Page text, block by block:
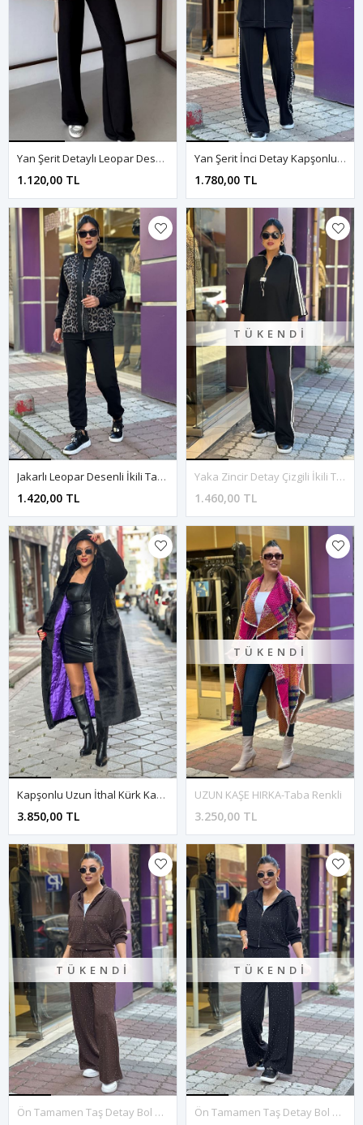
Yan Şerit Detaylı Leopar Desen İkili Takım-Leopar
1.120,00 TL
Yan Şerit İnci Detay Kapşonlu İkili Takım-Siyah
1.780,00 TL
Jakarlı Leopar Desenli İkili Takım-Leopar
1.420,00 TL
TÜKENDI
Yaka Zincir Detay Çizgili İkili Takım-Siyah
1.460,00 TL
Kapşonlu Uzun İthal Kürk Kaban-Siyah
3.850,00 TL
TÜKENDI
UZUN KAŞE HIRKA-Taba Renkli
3.250,00 TL
TÜKENDI
Ön Tamamen Taş Detay Bol Paça İkili Takım-Kahve
TÜKENDI
Ön Tamamen Taş Detay Bol Paça İkili Takım-Siyah